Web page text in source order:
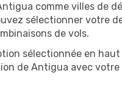
comme villes de
sélectionner votre
de vols.
sélectionnée en
de Antigua avec